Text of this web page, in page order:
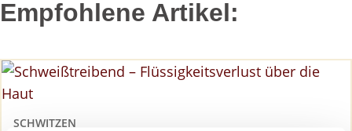
Empfohlene Artikel:
SCHWITZEN